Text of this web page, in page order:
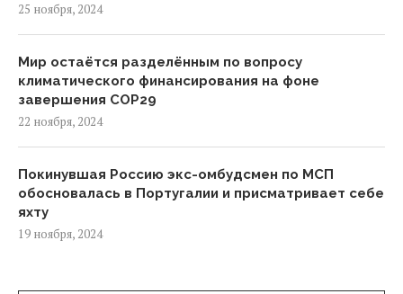
25 ноября, 2024
Мир остаётся разделённым по вопросу
климатического финансирования на фоне
завершения COP29
22 ноября, 2024
Покинувшая Россию экс-омбудсмен по МСП
обосновалась в Португалии и присматривает себе
яхту
19 ноября, 2024